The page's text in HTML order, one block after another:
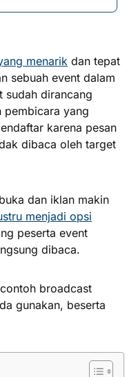
menarik dan tepat
sebuah event dalam
sudah dirancang
pembicara yang
karena pesan
dibaca oleh target
dan iklan makin
menjadi opsi
peserta event
dibaca.
broadcast
gunakan, beserta